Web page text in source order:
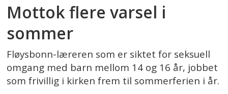
Mottok flere varsel i
sommer
Fløysbonn-læreren som er siktet for seksuell
omgang med barn mellom 14 og 16 år, jobbet
som frivillig i kirken frem til sommerferien i år.